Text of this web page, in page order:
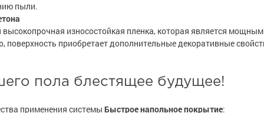
пыли.
высокопрочная износостойкая пленка, которая является
поверхность приобретает дополнительные декоративные
пола блестящее будущее!
применения системы Быстрое напольное покрытие: